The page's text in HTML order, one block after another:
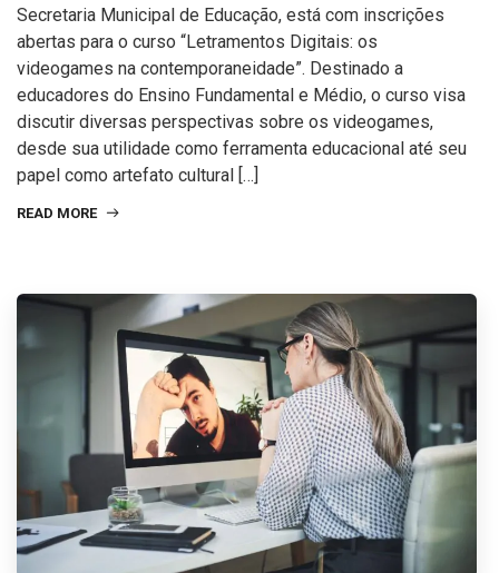
Secretaria Municipal de Educação, está com inscrições
abertas para o curso “Letramentos Digitais: os
videogames na contemporaneidade”. Destinado a
educadores do Ensino Fundamental e Médio, o curso visa
discutir diversas perspectivas sobre os videogames,
desde sua utilidade como ferramenta educacional até seu
papel como artefato cultural […]
READ MORE